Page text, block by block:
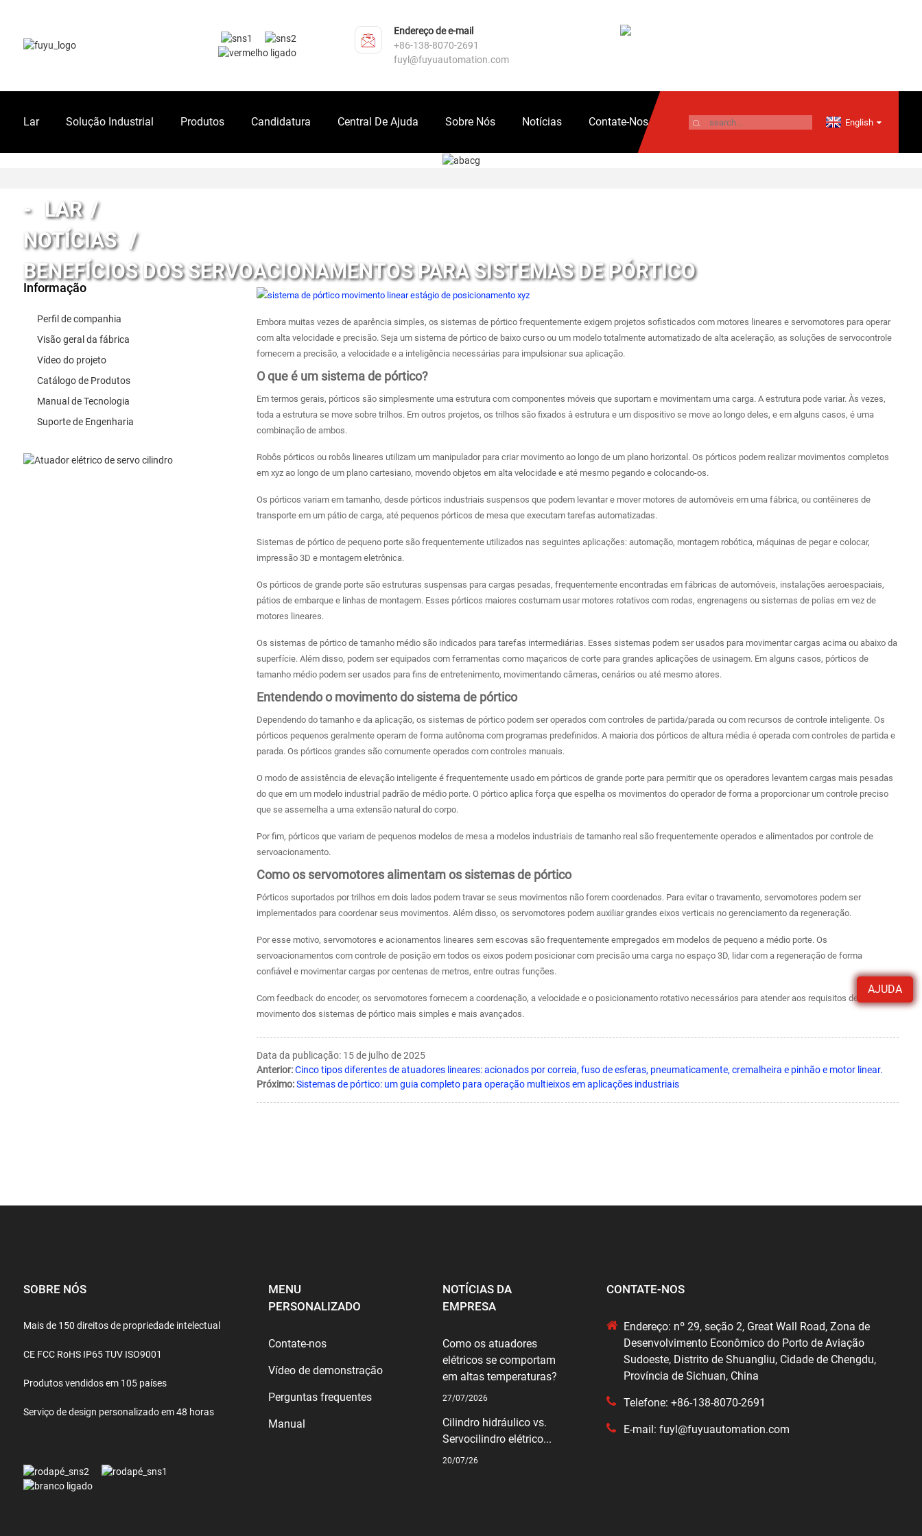
AJUDA
Endereço de e-mail
+86-138-8070-2691
fuyl@fuyuautomation.com
Lar Solução Industrial Produtos Candidatura Central De Ajuda Sobre Nós Notícias Contate-Nos English
LAR
NOTÍCIAS
BENEFÍCIOS DOS SERVOACIONAMENTOS PARA SISTEMAS DE PÓRTICO
Informação
Perfil de companhia
Visão geral da fábrica
Vídeo do projeto
Catálogo de Produtos
Manual de Tecnologia
Suporte de Engenharia
Embora muitas vezes de aparência simples, os sistemas de pórtico frequentemente exigem projetos sofisticados com motores lineares e servomotores para operar
com alta velocidade e precisão. Seja um sistema de pórtico de baixo curso ou um modelo totalmente automatizado de alta aceleração, as soluções de servocontrole
fornecem a precisão, a velocidade e a inteligência necessárias para impulsionar sua aplicação.
O que é um sistema de pórtico?
Em termos gerais, pórticos são simplesmente uma estrutura com componentes móveis que suportam e movimentam uma carga. A estrutura pode variar. Às vezes,
toda a estrutura se move sobre trilhos. Em outros projetos, os trilhos são fixados à estrutura e um dispositivo se move ao longo deles, e em alguns casos, é uma
combinação de ambos.
Robôs pórticos ou robôs lineares utilizam um manipulador para criar movimento ao longo de um plano horizontal. Os pórticos podem realizar movimentos completos
em xyz ao longo de um plano cartesiano, movendo objetos em alta velocidade e até mesmo pegando e colocando-os.
Os pórticos variam em tamanho, desde pórticos industriais suspensos que podem levantar e mover motores de automóveis em uma fábrica, ou contêineres de
transporte em um pátio de carga, até pequenos pórticos de mesa que executam tarefas automatizadas.
Sistemas de pórtico de pequeno porte são frequentemente utilizados nas seguintes aplicações: automação, montagem robótica, máquinas de pegar e colocar,
impressão 3D e montagem eletrônica.
Os pórticos de grande porte são estruturas suspensas para cargas pesadas, frequentemente encontradas em fábricas de automóveis, instalações aeroespaciais,
pátios de embarque e linhas de montagem. Esses pórticos maiores costumam usar motores rotativos com rodas, engrenagens ou sistemas de polias em vez de
motores lineares.
Os sistemas de pórtico de tamanho médio são indicados para tarefas intermediárias. Esses sistemas podem ser usados ​​para movimentar cargas acima ou abaixo da
superfície. Além disso, podem ser equipados com ferramentas como maçaricos de corte para grandes aplicações de usinagem. Em alguns casos, pórticos de
tamanho médio podem ser usados ​​para fins de entretenimento, movimentando câmeras, cenários ou até mesmo atores.
Entendendo o movimento do sistema de pórtico
Dependendo do tamanho e da aplicação, os sistemas de pórtico podem ser operados com controles de partida/parada ou com recursos de controle inteligente. Os
pórticos pequenos geralmente operam de forma autônoma com programas predefinidos. A maioria dos pórticos de altura média é operada com controles de partida e
parada. Os pórticos grandes são comumente operados com controles manuais.
O modo de assistência de elevação inteligente é frequentemente usado em pórticos de grande porte para permitir que os operadores levantem cargas mais pesadas
do que em um modelo industrial padrão de médio porte. O pórtico aplica força que espelha os movimentos do operador de forma a proporcionar um controle preciso
que se assemelha a uma extensão natural do corpo.
Por fim, pórticos que variam de pequenos modelos de mesa a modelos industriais de tamanho real são frequentemente operados e alimentados por controle de
servoacionamento.
Como os servomotores alimentam os sistemas de pórtico
Pórticos suportados por trilhos em dois lados podem travar se seus movimentos não forem coordenados. Para evitar o travamento, servomotores podem ser
implementados para coordenar seus movimentos. Além disso, os servomotores podem auxiliar grandes eixos verticais no gerenciamento da regeneração.
Por esse motivo, servomotores e acionamentos lineares sem escovas são frequentemente empregados em modelos de pequeno a médio porte. Os
servoacionamentos com controle de posição em todos os eixos podem posicionar com precisão uma carga no espaço 3D, lidar com a regeneração de forma
confiável e movimentar cargas por centenas de metros, entre outras funções.
Com feedback do encoder, os servomotores fornecem a coordenação, a velocidade e o posicionamento rotativo necessários para atender aos requisitos de
movimento dos sistemas de pórtico mais simples e mais avançados.
Data da publicação: 15 de julho de 2025
Anterior: Cinco tipos diferentes de atuadores lineares: acionados por correia, fuso de esferas, pneumaticamente, cremalheira e pinhão e motor linear.
Próximo: Sistemas de pórtico: um guia completo para operação multieixos em aplicações industriais
SOBRE NÓS
Mais de 150 direitos de propriedade intelectual
CE FCC RoHS IP65 TUV ISO9001
Produtos vendidos em 105 países
Serviço de design personalizado em 48 horas
MENU
PERSONALIZADO
Contate-nos
Vídeo de demonstração
Perguntas frequentes
Manual
NOTÍCIAS DA
EMPRESA
Como os atuadores
elétricos se comportam
em altas temperaturas?
27/07/2026
Cilindro hidráulico vs.
Servocilindro elétrico...
20/07/26
CONTATE-NOS
Endereço: nº 29, seção 2, Great Wall Road, Zona de
Desenvolvimento Econômico do Porto de Aviação
Sudoeste, Distrito de Shuangliu, Cidade de Chengdu,
Província de Sichuan, China
Telefone: +86-138-8070-2691
E-mail: fuyl@fuyuautomation.com